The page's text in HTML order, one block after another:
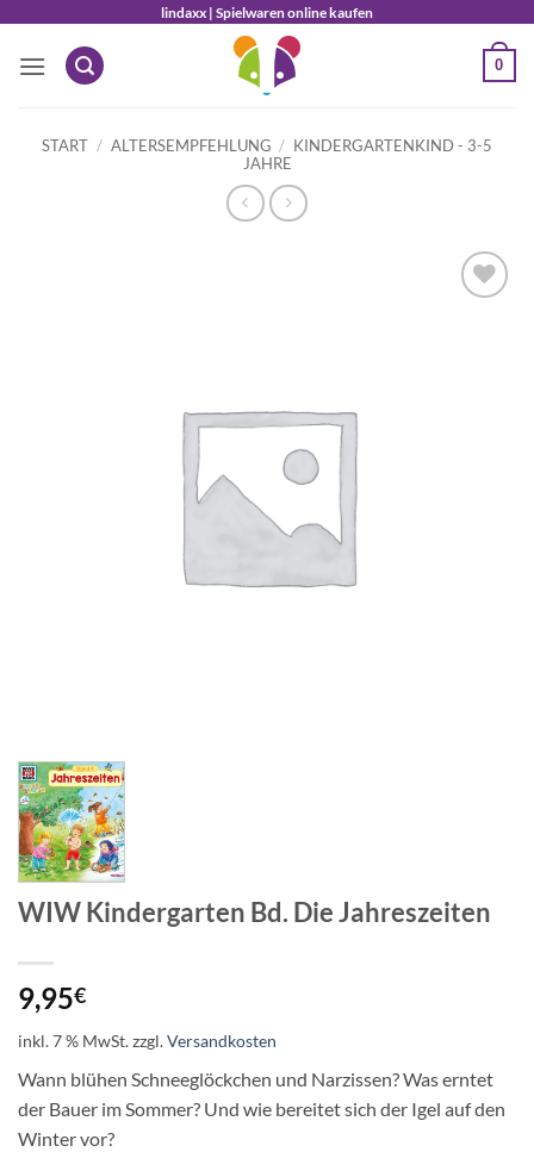
springen
lindaxx | Spielwaren online kaufen
0
START / ALTERSEMPFEHLUNG / KINDERGARTENKIND - 3-5
JAHRE
WIW Kindergarten Bd. Die Jahreszeiten
9,95€
inkl. 7 % MwSt.zzgl.Versandkosten
Wann blühen Schneeglöckchen und Narzissen? Was erntet
der Bauer im Sommer? Und wie bereitet sich der Igel auf den
Winter vor?